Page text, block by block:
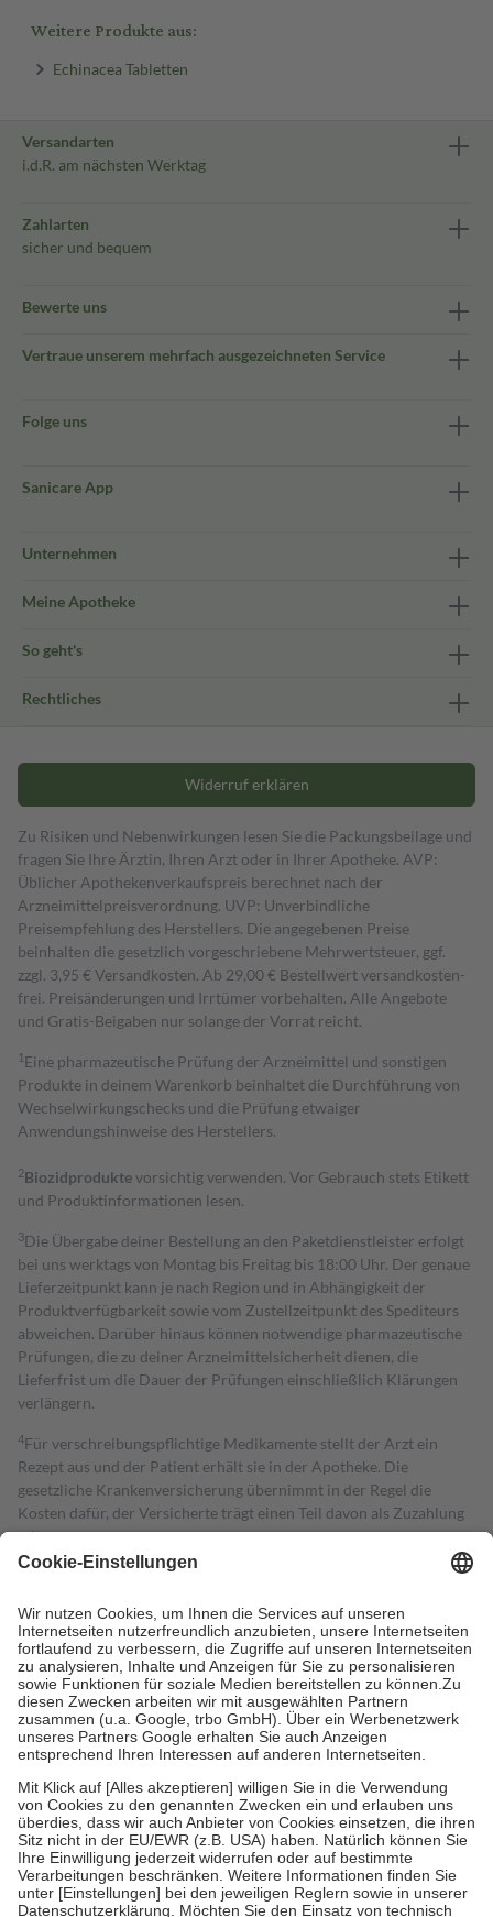
Weitere Produkte aus:
Echinacea Tabletten
Versandarten
i.d.R. am nächsten Werktag
Zahlarten
sicher und bequem
Bewerte uns
Vertraue unserem mehrfach ausgezeichneten Service
Folge uns
Sanicare App
Unternehmen
Meine Apotheke
So geht's
Rechtliches
Widerruf erklären
Zu Risiken und Nebenwirkungen lesen Sie die Packungsbeilage und
fragen Sie Ihre Ärztin, Ihren Arzt oder in Ihrer Apotheke. AVP:
Üblicher Apothekenverkaufspreis berechnet nach der
Arzneimittelpreisverordnung. UVP: Unverbindliche
Preisempfehlung des Herstellers. Die angegebenen Preise
beinhalten die gesetzlich vorgeschriebene Mehrwertsteuer, ggf.
zzgl. 3,95 € Versandkosten. Ab 29,00 € Bestell­wert versand­kosten­
frei. Preisänderungen und Irrtümer vorbehalten. Alle Angebote
und Gratis-Beigaben nur solange der Vorrat reicht.
1 Eine pharmazeutische Prüfung der Arzneimittel und sonstigen
Produkte in deinem Warenkorb beinhaltet die Durchführung von
Wechselwirkungschecks und die Prüfung etwaiger
Anwendungshinweise des Herstellers.
2Biozidproduktevorsichtig verwenden. Vor Gebrauch stets Etikett
und Produktinformationen lesen.
3Die Übergabe deiner Bestellung an den Paketdienstleister erfolgt
bei uns werktags von Montag bis Freitag bis 18:00 Uhr. Der genaue
Lieferzeitpunkt kann je nach Region und in Abhängigkeit der
Produktverfügbarkeit sowie vom Zustellzeitpunkt des Spediteurs
abweichen. Darüber hinaus können notwendige pharmazeutische
Prüfungen, die zu deiner Arzneimittelsicherheit dienen, die
Lieferfrist um die Dauer der Prüfungen einschließlich Klärungen
verlängern.
4Für verschreibungspflichtige Medikamente stellt der Arzt ein
Rezept aus und der Patient erhält sie in der Apotheke. Die
gesetzliche Krankenversicherung übernimmt in der Regel die
Kosten dafür, der Versicherte trägt einen Teil davon als Zuzahlung
mit.
Grundsätzlich leisten Mitglieder Zuzahlungen in Höhe von zehn
höchstens zehn Euro.
Es sind jedoch nie mehr als die tatsächlichen
Kosten der Leistung zu entrichten.
Diese Regeln gelten grundsätzlich auch für Online-Apotheken.
Bei Heilmitteln und häuslicher Krankenpflege beträgt die
Zuzahlung zehn Prozent der Kosten sowie zehn Euro je
Verordnung.
Um das Engagement der Versicherten für ihre eigene Gesundheit zu
stärken und die besondere Stellung der Familie zu unterstützen,
fallenkeine Zuzahlungenan bei:
• Kindern und Jugendlichen bis zum vollendeten 18. Lebensjahr
mit Ausnahme der Fahrkosten
• Untersuchungen zur Vorsorge und Früherkennung, die von der
GKV getragen werden
• empfohlenen Schutzimpfungen